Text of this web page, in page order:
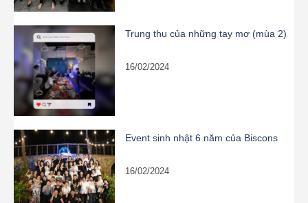
Trung thu của những tay mơ (mùa 2)
16/02/2024
Event sinh nhật 6 năm của Biscons
16/02/2024